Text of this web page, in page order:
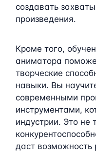
создавать
произведения.
Кроме того,
аниматора
творческие
навыки. Вы
современными
инструментами,
индустрии. Это не
даст возможность